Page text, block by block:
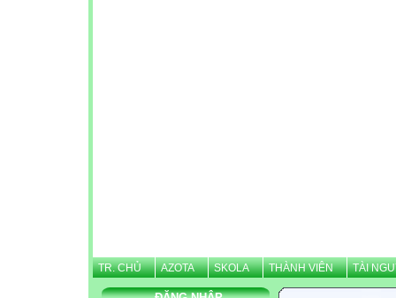
TR. CHỦ AZOTA SKOLA THÀNH VIÊN TÀI